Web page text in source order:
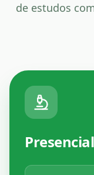
de estudos